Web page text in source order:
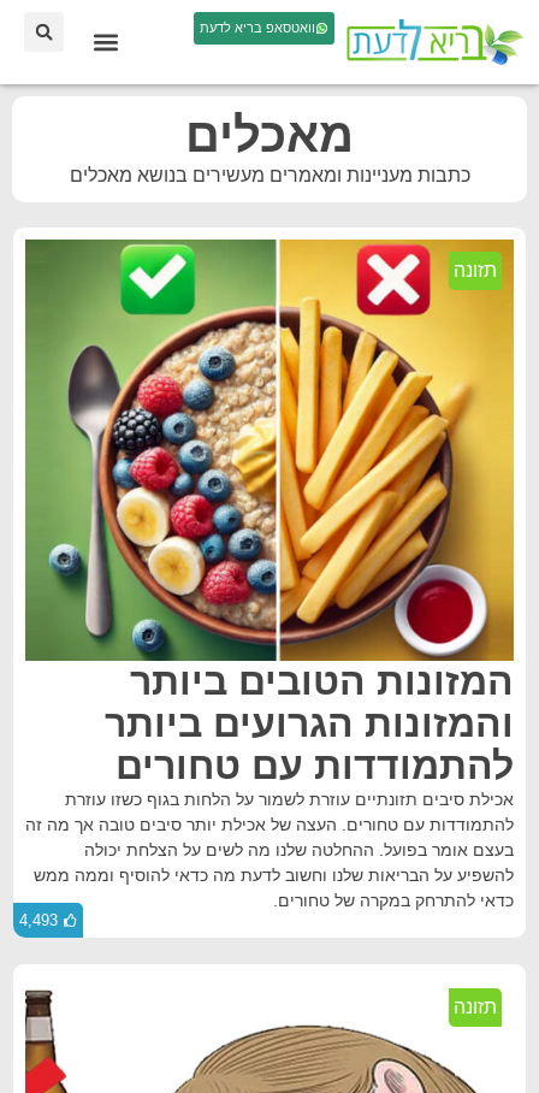
וואטסאפ בריא לדעת
מאכלים
כתבות מעניינות ומאמרים מעשירים בנושא מאכלים
תזונה
המזונות הטובים ביותר
והמזונות הגרועים ביותר
להתמודדות עם טחורים
אכילת סיבים תזונתיים עוזרת לשמור על הלחות בגוף כשזו עוזרת
להתמודדות עם טחורים. העצה של אכילת יותר סיבים טובה אך מה זה
בעצם אומר בפועל. ההחלטה שלנו מה לשים על הצלחת יכולה
להשפיע על הבריאות שלנו וחשוב לדעת מה כדאי להוסיף וממה ממש
כדאי להתרחק במקרה של טחורים.
4,493
תזונה